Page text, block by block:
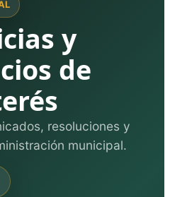
y
de
resoluciones y
municipal.